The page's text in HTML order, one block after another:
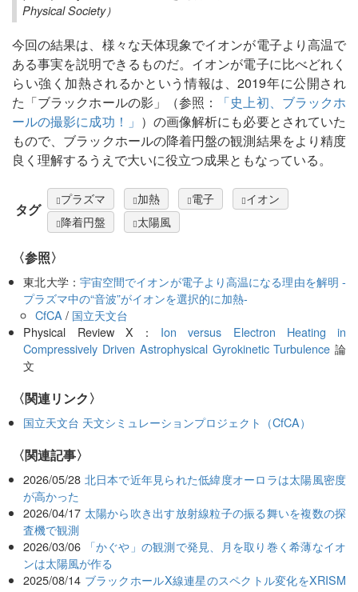
Physical Society）
今回の結果は、様々な天体現象でイオンが電子より高温で
ある事実を説明できるものだ。イオンが電子に比べどれく
らい強く加熱されるかという情報は、2019年に公開され
た「ブラックホールの影」（参照：
「史上初、ブラックホ
ールの撮影に成功！」 ）の画像解析にも必要とされていた
もので、ブラックホールの降着円盤の観測結果をより精度
良く理解するうえで大いに役立つ成果ともなっている。
タグ
プラズマ 加熱 電子
イオン
降着円盤
太陽風
〈参照〉
東北大学： 宇宙空間でイオンが電子より高温になる理由を解明 -
プラズマ中の“音波”がイオンを選択的に加熱-
CfCA/ 国立天文台
Physical Review X： Ion versus Electron Heating in
Compressively Driven Astrophysical Gyrokinetic Turbulence 論
文
〈関連リンク〉
国立天文台 天文シミュレーションプロジェクト（CfCA）
関連記事
2026/05/28 北日本で近年見られた低緯度オーロラは太陽風密度
が高かった
2026/04/17 太陽から吹き出す放射線粒子の振る舞いを複数の探
査機で観測
2026/03/06
「かぐや」の観測で発見、月を取り巻く希薄なイオ
ンは太陽風が作る
2025/08/14 ブラックホールX線連星のスペクトル変化をXRISM